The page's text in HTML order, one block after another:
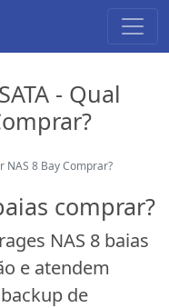
- Qual
NAS 8 Bay Comprar?
comprar?
NAS 8 baias
e atendem
de